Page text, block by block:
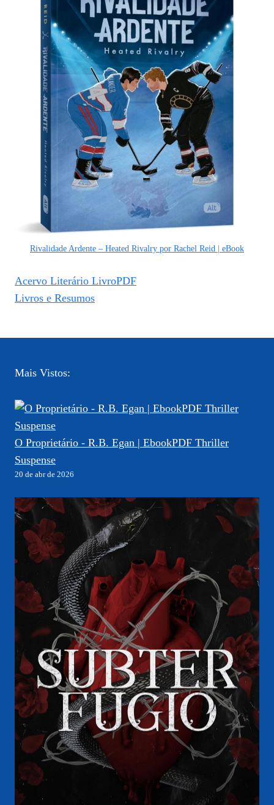
Rivalidade Ardente – Heated Rivalry por Rachel Reid | eBook
Acervo Literário LivroPDF
Livros e Resumos
Mais Vistos:
O Proprietário - R.B. Egan | EbookPDF Thriller
Suspense
20 de abr de 2026